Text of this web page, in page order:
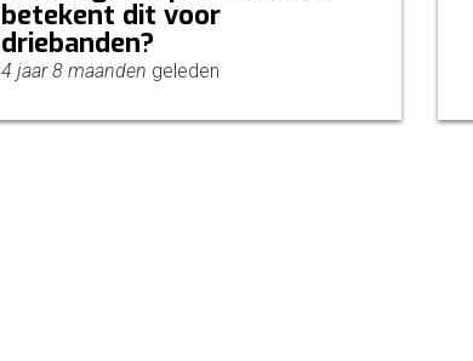
betekent dit voor
driebanden?
4 jaar 8 maanden geleden